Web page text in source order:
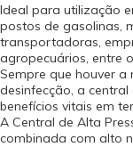
Ideal para utilização
postos de gasolinas,
transportadoras,
agropecuários, entre
Sempre que houver
desinfecção, a
benefícios vitais em
A Central de Alta
combinada com alto